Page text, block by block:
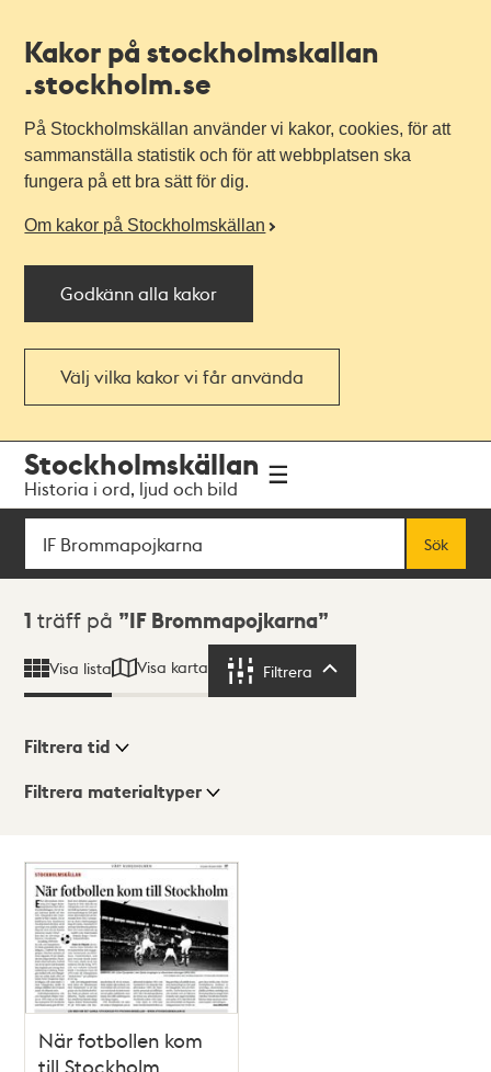
Kakor på stockholmskallan
.stockholm.se
På Stockholmskällan använder vi kakor, cookies, för att
sammanställa statistik och för att webbplatsen ska
fungera på ett bra sätt för dig.
Om kakor på Stockholmskällan
Godkänn alla kakor
Välj vilka kakor vi får använda
navigationen
huvudinnehållet
Stockholmskällan
Historia i ord, ljud och bild
Sök
Sök
Sökresultat
1 träff på IF Brommapojkarna
Visa lista Visa karta Filtrera
Visningsläge
ListaKarta
Filtrera tid
Filtrera materialtyper
träffar
När fotbollen kom
till Stockholm